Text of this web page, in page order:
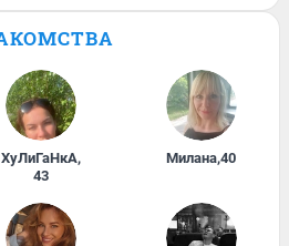
ХуЛиГаНкА,
43
Милана,40